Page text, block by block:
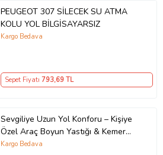
PEUGEOT 307 SİLECEK SU ATMA
KOLU YOL BİLGİSAYARSIZ
Kargo Bedava
Sepet Fiyatı 793,69 TL
Sevgiliye Uzun Yol Konforu – Kişiye
Özel Araç Boyun Yastığı & Kemer
Pedi Hediye Seti
Kargo Bedava